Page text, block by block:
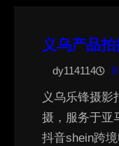
义乌产品
dy114114
义乌乐锋摄影
摄，服务于亚
抖音shein跨